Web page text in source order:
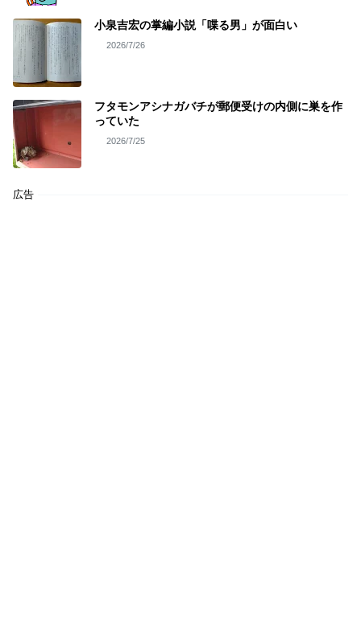
小泉吉宏の掌編小説「喋る男」が面白い
2026/7/26
フタモンアシナガバチが郵便受けの内側に巣を作
っていた
2026/7/25
広告